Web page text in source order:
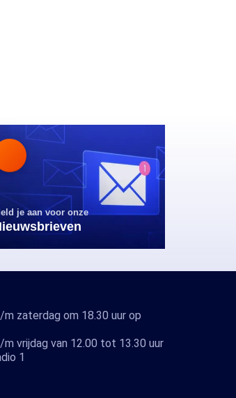
je aan voor onze
m zaterdag om 18.30 uur op
m vrijdag van 12.00 tot 13.30 uur
1